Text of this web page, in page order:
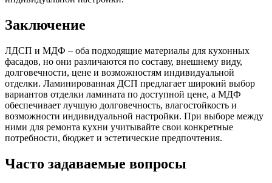
Заключение
ЛДСП и МДФ – оба подходящие материалы для кухонных
фасадов, но они различаются по составу, внешнему виду,
долговечности, цене и возможностям индивидуальной
отделки. Ламинированная ДСП предлагает широкий выбор
вариантов отделки ламината по доступной цене, а МДФ
обеспечивает лучшую долговечность, влагостойкость и
возможности индивидуальной настройки. При выборе между
ними для ремонта кухни учитывайте свои конкретные
потребности, бюджет и эстетические предпочтения.
Часто задаваемые вопросы